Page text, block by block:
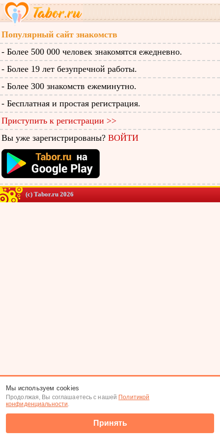
Популярный сайт знакомств
- Более 500 000 человек знакомятся ежедневно.
- Более 19 лет безупречной работы.
- Более 300 знакомств ежеминутно.
- Бесплатная и простая регистрация.
Приступить к регистрации >>
Вы уже зарегистрированы? ВОЙТИ
(c) Tabor.ru 2026
Мы используем cookies
Продолжая, Вы соглашаетесь с нашей Политикой
конфиденциальности.
Принять